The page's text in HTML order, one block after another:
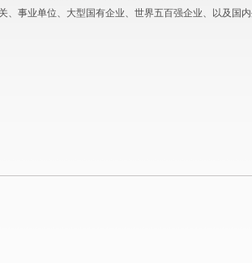
、事业单位、大型国有企业、世界五百强企业、以及国